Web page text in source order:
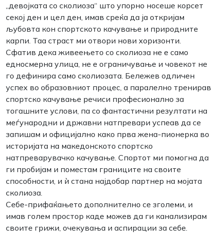
„девојката со сколиоза“ што упорно носеше корсет
секој ден и цел ден, имав среќа да ја откријам
љубовта кон спортското качување и природните
карпи. Таа страст ми отвори нови хоризонти.
Сфатив дека живеењето со сколиоза не е само
едносмерна улица, не е ограничување и човекот не
го дефинира само сколиозата. Бележев одличен
успех во образовниот процес, а паралелно тренирав
спортско качување речиси професионално за
тогашните услови, па со фантастични резултати на
меѓународни и државни натпревари успеав да се
запишам и официјално како прва жена-пионерка во
историјата на македонското спортско
натпреварувачко качување. Спортот ми помогна да
ги пробијам и поместам границите на своите
способности, и ѝ стана најдобар партнер на мојата
сколиоза.
Себе-прифаќањето дополнително се зголеми, и
имав голем простор каде можев да ги канализирам
своите грижи, очекувања и аспирации за себе.